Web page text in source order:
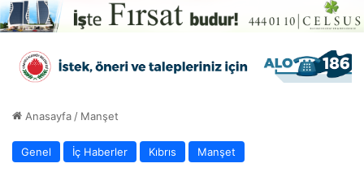
Anasayfa / Manşet
Genel İç Haberler Kıbrıs Manşet